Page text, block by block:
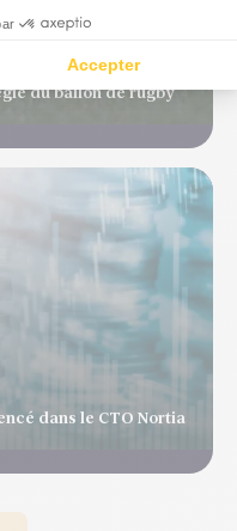
du ballon de rugby
dans le CTO Nortia